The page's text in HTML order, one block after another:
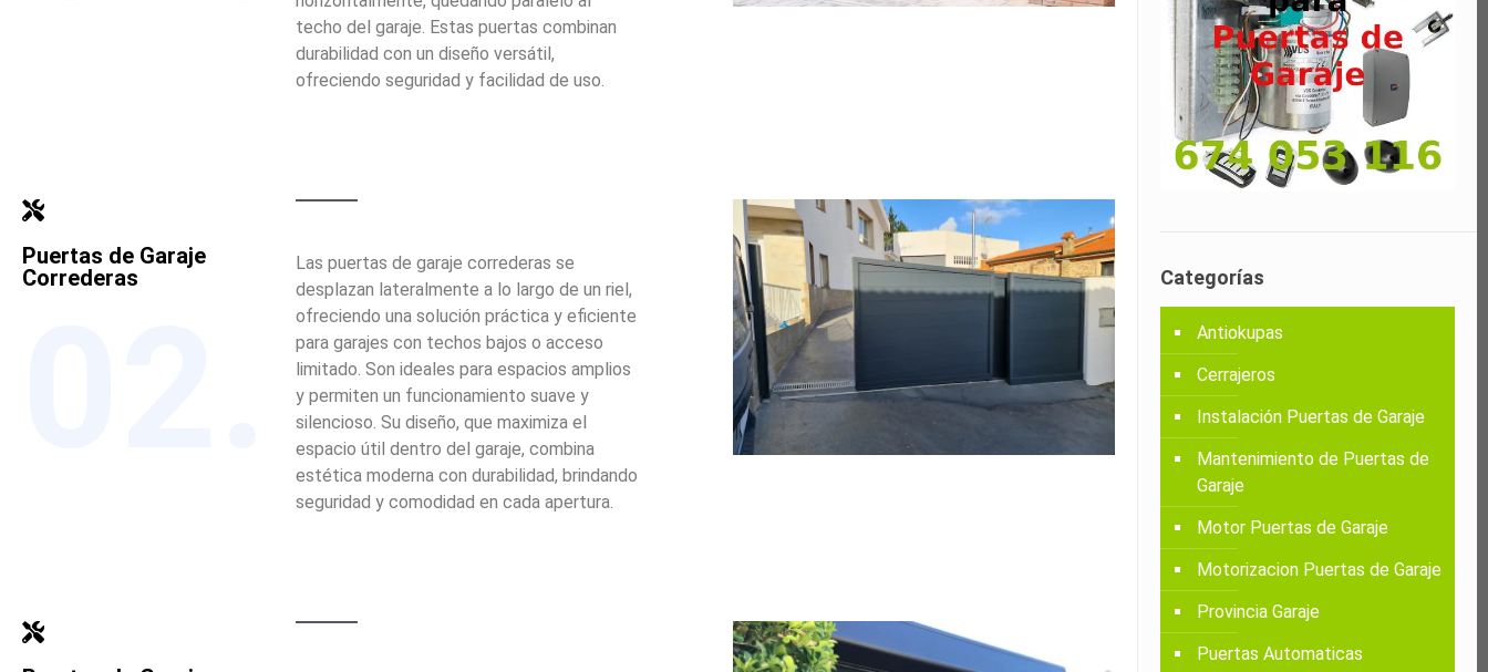
techo del garaje. Estas puertas combinan
durabilidad con un diseño versátil,
ofreciendo seguridad y facilidad de uso.
Puertas de Garaje
Correderas
Las puertas de garaje correderas se
desplazan lateralmente a lo largo de un riel,
ofreciendo una solución práctica y eficiente
para garajes con techos bajos o acceso
limitado. Son ideales para espacios amplios
y permiten un funcionamiento suave y
silencioso. Su diseño, que maximiza el
espacio útil dentro del garaje, combina
estética moderna con durabilidad, brindando
seguridad y comodidad en cada apertura.
Categorías
Antiokupas
Cerrajeros
Instalación Puertas de Garaje
Mantenimiento de Puertas de
Garaje
Motor Puertas de Garaje
Motorizacion Puertas de Garaje
Provincia Garaje
Puertas Automaticas